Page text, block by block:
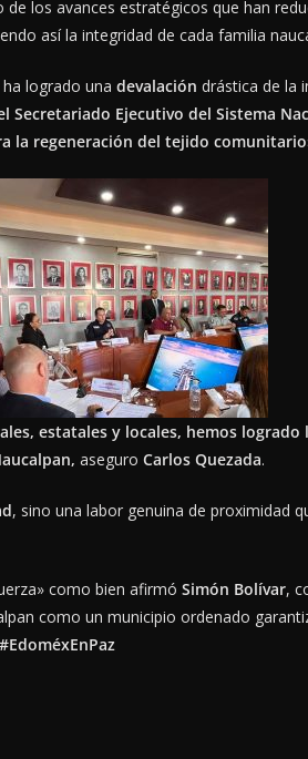
de los avances estratégicos que han
así la integridad de cada familia
logrado una devalación drástica de la
Secretariado Ejecutivo del Sistema
la regeneración del tejido
estatales y locales, hemos
aseguro Carlos Quezada.
, sino una labor genuina de proximidad
como bien afirmó Simón Bolívar,
como un municipio ordenado
#EdoméxEnPaz